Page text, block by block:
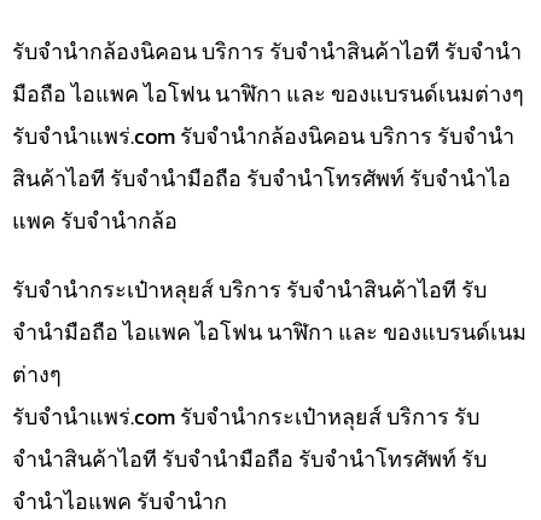
รับจำนำกล้องนิคอน บริการ รับจำนำสินค้าไอที รับจำนำ
มือถือ ไอแพค ไอโฟน นาฬิกา และ ของแบรนด์เนมต่างๆ
รับจํานําแพร่.com รับจำนำกล้องนิคอน บริการ รับจำนำ
สินค้าไอที รับจำนำมือถือ รับจำนำโทรศัพท์ รับจำนำไอ
แพค รับจำนำกล้อ
รับจำนำกระเป๋าหลุยส์ บริการ รับจำนำสินค้าไอที รับ
จำนำมือถือ ไอแพค ไอโฟน นาฬิกา และ ของแบรนด์เนม
ต่างๆ
รับจํานําแพร่.com รับจำนำกระเป๋าหลุยส์ บริการ รับ
จำนำสินค้าไอที รับจำนำมือถือ รับจำนำโทรศัพท์ รับ
จำนำไอแพค รับจำนำก